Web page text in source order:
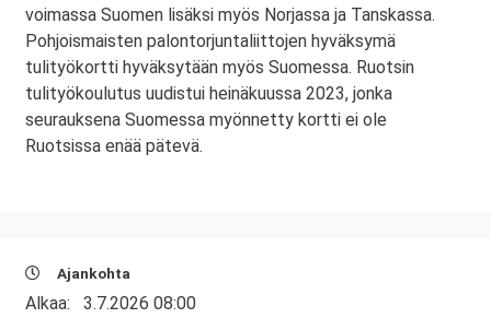
voimassa Suomen lisäksi myös Norjassa ja Tanskassa.
Pohjoismaisten palontorjuntaliittojen hyväksymä
tulityökortti hyväksytään myös Suomessa. Ruotsin
tulityökoulutus uudistui heinäkuussa 2023, jonka
seurauksena Suomessa myönnetty kortti ei ole
Ruotsissa enää pätevä.
Ajankohta
Alkaa: 3.7.2026 08:00